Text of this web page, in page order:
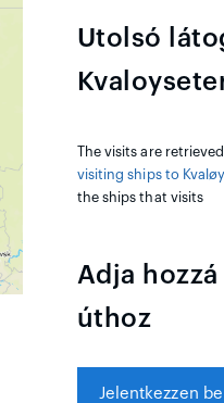
Utolsó
The visits are
visiting ships to
the ships that visits
Adja
úthoz
Jelentkezzen